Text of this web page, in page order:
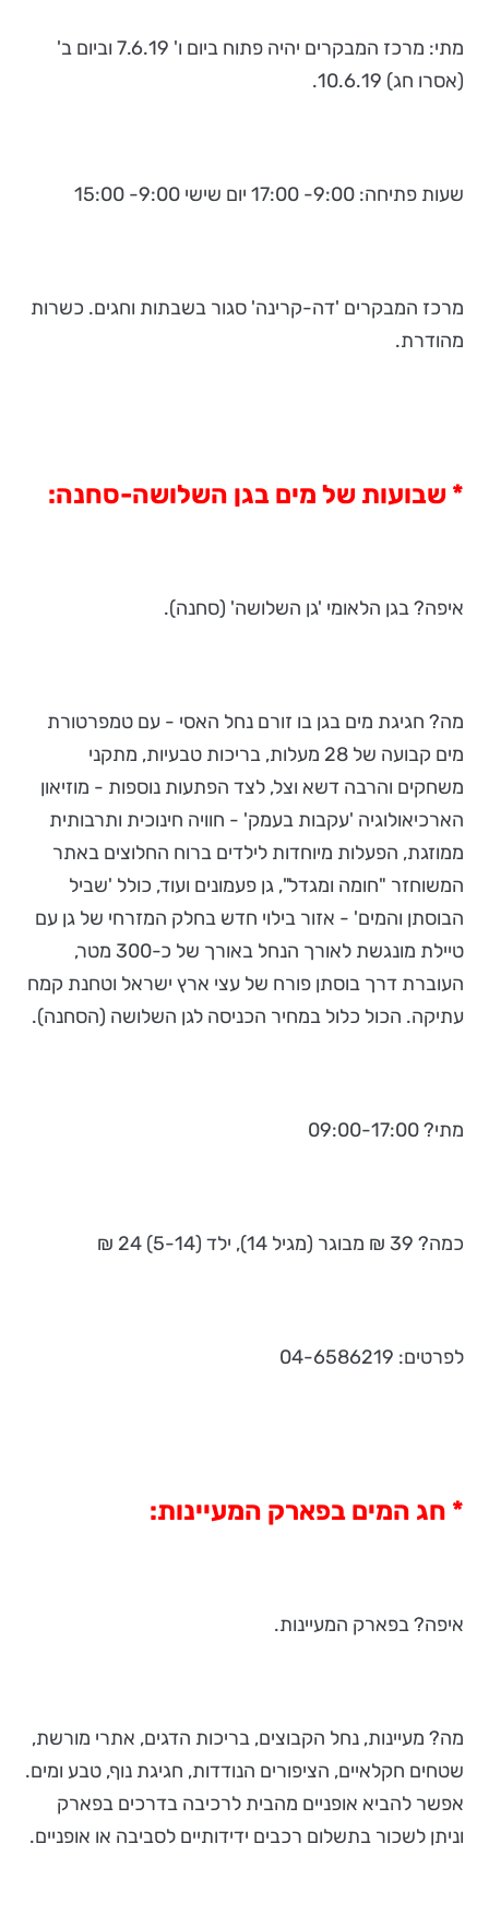
מתי: מרכז המבקרים יהיה פתוח ביום ו' 7.6.19 וביום ב'
(אסרו חג) 10.6.19.
שעות פתיחה: 9:00- 17:00 יום שישי 9:00- 15:00
מרכז המבקרים 'דה-קרינה' סגור בשבתות וחגים. כשרות
מהודרת.
* שבועות של מים בגן השלושה-סחנה:
איפה? בגן הלאומי 'גן השלושה' (סחנה).
מה? חגיגת מים בגן בו זורם נחל האסי - עם טמפרטורת
מים קבועה של 28 מעלות, בריכות טבעיות, מתקני
משחקים והרבה דשא וצל, לצד הפתעות נוספות - מוזיאון
הארכיאולוגיה 'עקבות בעמק' - חוויה חינוכית ותרבותית
ממוזגת, הפעלות מיוחדות לילדים ברוח החלוצים באתר
המשוחזר "חומה ומגדל", גן פעמונים ועוד, כולל 'שביל
הבוסתן והמים' - אזור בילוי חדש בחלק המזרחי של גן עם
טיילת מונגשת לאורך הנחל באורך של כ-300 מטר,
העוברת דרך בוסתן פורח של עצי ארץ ישראל וטחנת קמח
עתיקה. הכול כלול במחיר הכניסה לגן השלושה (הסחנה).
מתי? 09:00-17:00
כמה? 39 ₪ מבוגר (מגיל 14), ילד (5-14) 24 ₪
לפרטים: 04-6586219
* חג המים בפארק המעיינות:
איפה? בפארק המעיינות.
מה? מעיינות, נחל הקבוצים, בריכות הדגים, אתרי מורשת,
שטחים חקלאיים, הציפורים הנודדות, חגיגת נוף, טבע ומים.
אפשר להביא אופניים מהבית לרכיבה בדרכים בפארק
וניתן לשכור בתשלום רכבים ידידותיים לסביבה או אופניים.